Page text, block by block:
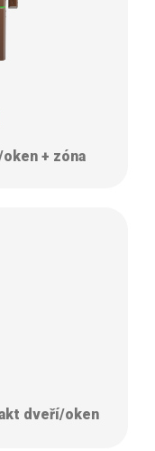
+ zóna
dveří/oken